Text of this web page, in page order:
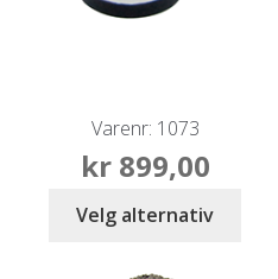
Varenr: 1073
kr899,00
Velg alternativ